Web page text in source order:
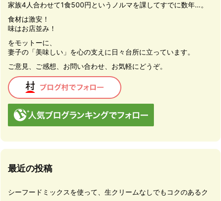
家族4人合わせて1食500円というノルマを課してすでに数年…。
食材は激安！
味はお店並み！
をモットーに、
妻子の「美味しい」を心の支えに日々台所に立っています。
ご意見、ご感想、お問い合わせ、お気軽にどうぞ。
最近の投稿
シーフードミックスを使って、生クリームなしでもコクのあるク